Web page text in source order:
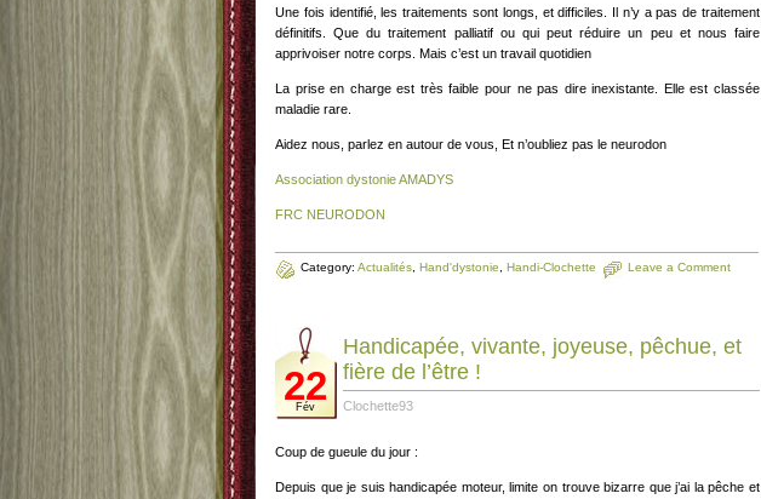
Une fois identifié, les traitements sont longs, et difficiles. Il n’y a pas de traitement
définitifs. Que du traitement palliatif ou qui peut réduire un peu et nous faire
apprivoiser notre corps. Mais c’est un travail quotidien
La prise en charge est très faible pour ne pas dire inexistante. Elle est classée
maladie rare.
Aidez nous, parlez en autour de vous, Et n’oubliez pas le neurodon
Association dystonie AMADYS
FRC NEURODON
Category: Actualités Hand'dystonie Handi-Clochette Leave a Comment
22
Fév
Handicapée, vivante, joyeuse, pêchue, et
fière de l’être !
Clochette93
Coup de gueule du jour :
Depuis que je suis handicapée moteur, limite on trouve bizarre que j’ai la pêche et